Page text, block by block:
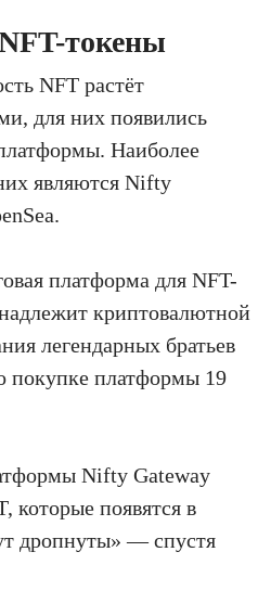
токены
NFT растёт
для них появились
Наиболее
являются Nifty
платформа для NFT-
криптовалютной
легендарных братьев
покупке платформы 19
Nifty Gateway
которые появятся в
дропнуты» — спустя